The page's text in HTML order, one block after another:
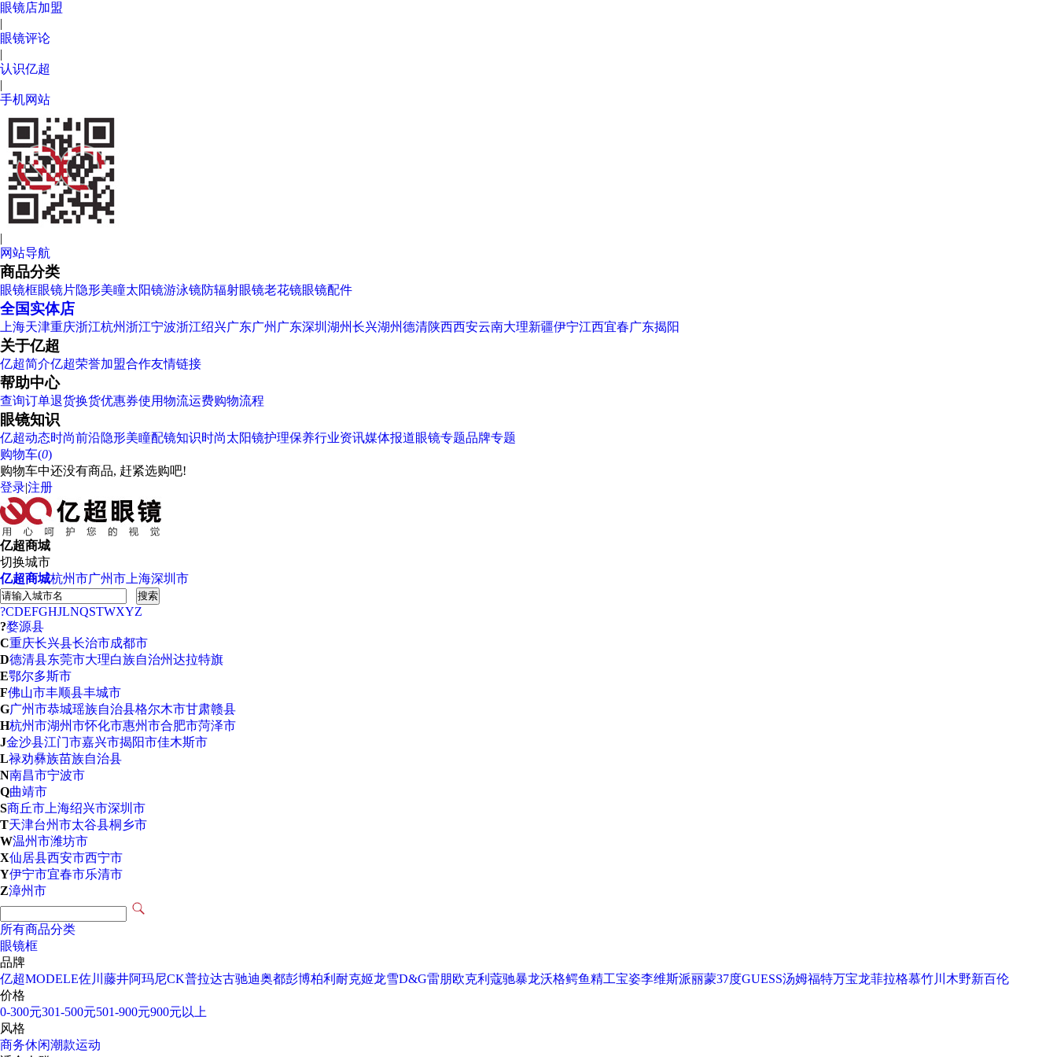
眼镜店加盟
|
眼镜评论
|
认识亿超
|
手机网站
|
网站导航
商品分类
眼镜框眼镜片隐形美瞳太阳镜游泳镜防辐射眼镜老花镜眼镜配件
全国实体店
上海天津重庆浙江杭州浙江宁波浙江绍兴广东广州 广东深圳 湖州长兴湖州德清陕西西安云南大理新疆伊宁江西宜春广东揭阳
关于亿超
亿超简介亿超荣誉加盟合作友情链接
帮助中心
查询订单退货换货优惠券使用物流运费购物流程
眼镜知识
亿超动态时尚前沿隐形美瞳配镜知识时尚太阳镜护理保养行业资讯媒体报道眼镜专题品牌专题
购物车(0)
购物车中还没有商品, 赶紧选购吧!
登录|注册
亿超商城
切换城市
亿超商城杭州市广州市 上海深圳市
搜索
?CDEFGHJLNQSTWXYZ
?婺源县
C重庆长兴县长治市成都市
D德清县东莞市大理白族自治州达拉特旗
E鄂尔多斯市
F佛山市丰顺县丰城市
G广州市恭城瑶族自治县格尔木市甘肃赣县
H杭州市湖州市怀化市惠州市合肥市菏泽市
J金沙县江门市嘉兴市揭阳市佳木斯市
L禄劝彝族苗族自治县
N南昌市宁波市
Q曲靖市
S商丘市 上海绍兴市深圳市
T天津台州市太谷县桐乡市
W温州市潍坊市
X仙居县西安市西宁市
Y伊宁市宜春市乐清市
Z漳州市
所有商品分类
眼镜框
品牌
亿超MODELE佐川藤井阿玛尼CK普拉达古驰迪奥都彭博柏利 耐克姬龙雪D&G雷朋欧克利 蔻驰暴龙沃格鳄鱼精工宝姿李维斯派丽蒙37度GUESS汤姆福特万宝龙菲拉格慕竹川木野新百伦
价格
0-300元301-500元501-900元900元以上
风格
商务休闲潮款运动